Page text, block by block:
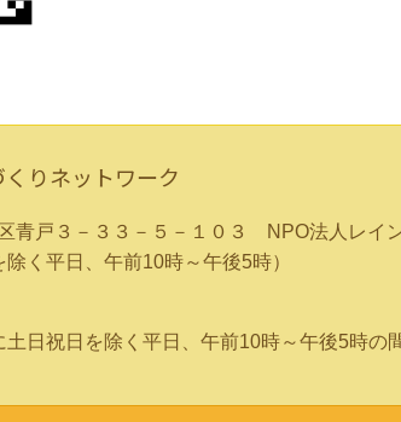
りネットワーク
青戸３－３３－５－１０３ NPO法人レイ
く平日、午前10時～午後5時）
日祝日を除く平日、午前10時～午後5時の